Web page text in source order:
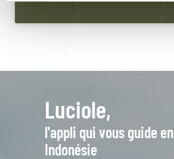
Luciole,
l'appli qui vous guide en
Indonésie